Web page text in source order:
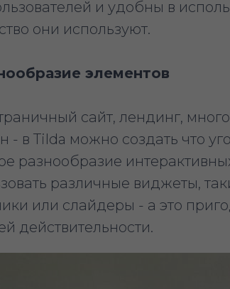
и удобны в
они используют.
элементов
сайт, лендинг,
- в Tilda можно создать что
разнообразие
различные виджеты,
или слайдеры - а это
действительности.